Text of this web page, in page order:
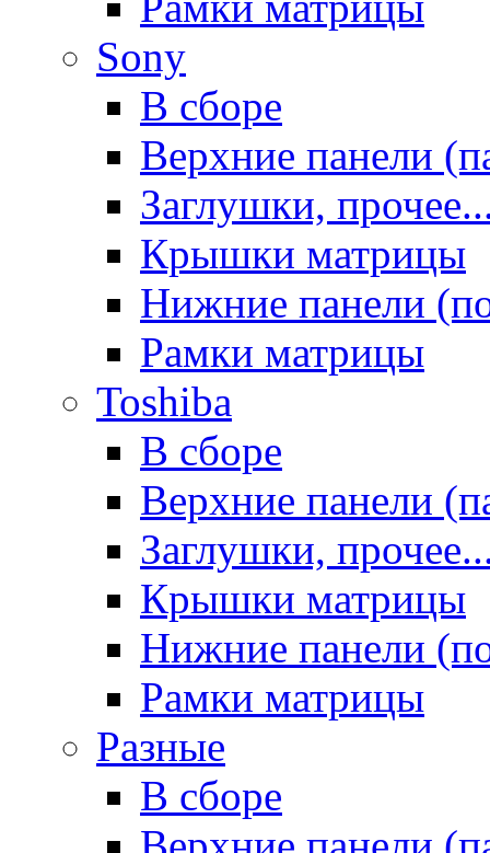
Sony
В сборе
Верхние панели
Заглушки,
Крышки матрицы
Нижние панели
Рамки матрицы
Toshiba
В сборе
Верхние панели
Заглушки,
Крышки матрицы
Нижние панели
Рамки матрицы
Разные
В сборе